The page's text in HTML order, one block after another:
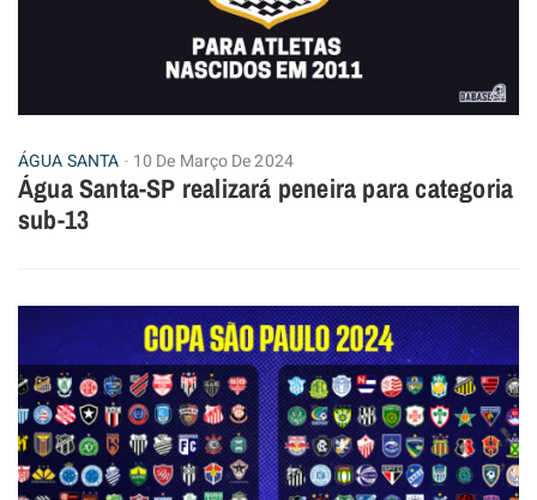
ÁGUA SANTA 10 De Março De 2024
Água Santa-SP realizará peneira para categoria
sub-13